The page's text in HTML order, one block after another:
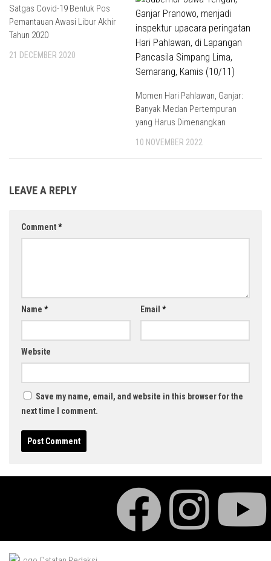
Satgas Covid-19 Bentuk Pos
Pemantauan Awasi Libur Akhir
Tahun 2020
21 DECEMBER 2020
Momen Hari Pahlawan, Ganjar:
Banyak Medan Pertempuran
yang Harus Dimenangkan
10 NOVEMBER 2022
LEAVE A REPLY
Comment*
Name * Email *
Website
Save my name, email, and website in this browser for the
next time I comment.